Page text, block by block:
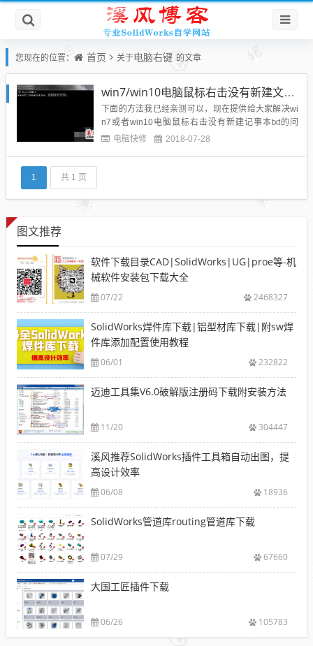
您现在的位置： 首页 关于电脑右键 的文章
win7/win10电脑鼠标右击没有新建文本文档txt如何解决？
下面的方法我已经亲测可以，现在提供给大家解决wi
n7或者win10电脑鼠标右击没有新建记事本txt的问
题：1、打开开始菜单，运行，输入cmd，进入到命令
电脑快修 2018-07-28
1 共 1 页
图文推荐
软件下载目录CAD|SolidWorks|UG|proe等-机
械软件安装包下载大全
07/22 2468327
SolidWorks焊件库下载|铝型材库下载|附sw焊
件库添加配置使用教程
06/01 232822
迈迪工具集V6.0破解版注册码下载附安装方法
11/20 304447
溪风推荐SolidWorks插件工具箱自动出图，提
高设计效率
06/08 18936
SolidWorks管道库routing管道库下载
07/29 67660
大国工匠插件下载
06/26 105783